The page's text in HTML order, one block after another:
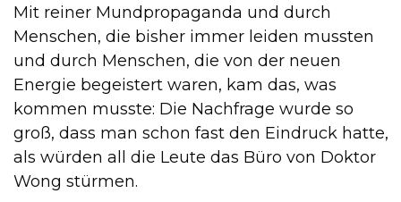
Mit reiner Mundpropaganda und durch
Menschen, die bisher immer leiden mussten
und durch Menschen, die von der neuen
Energie begeistert waren, kam das, was
kommen musste: Die Nachfrage wurde so
groß, dass man schon fast den Eindruck hatte,
als würden all die Leute das Büro von Doktor
Wong stürmen.